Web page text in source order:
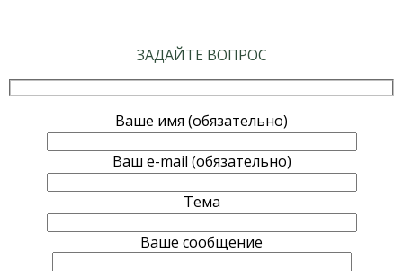
ЗАДАЙТЕ ВОПРОС
Ваше имя (обязательно)
Ваш e-mail (обязательно)
Тема
Ваше сообщение